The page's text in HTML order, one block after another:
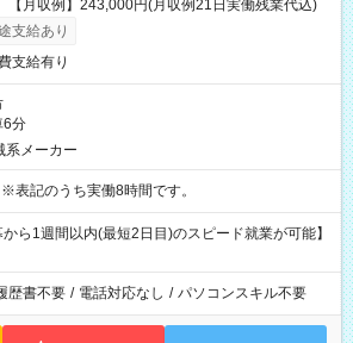
月収例】243,000円(月収例21日実働残業代込)
支給あり
支給有り
6分
系メーカー
8:00～17:00 ※表記のうち実働8時間です。
ら1週間以内(最短2日目)のスピード就業が可能】
歴書不要 / 電話対応なし / パソコンスキル不要